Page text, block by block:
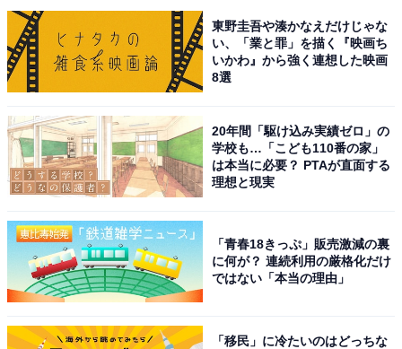
東野圭吾や湊かなえだけじゃな
い、「業と罪」を描く『映画ち
いかわ』から強く連想した映画
8選
20年間「駆け込み実績ゼロ」の
学校も…「こども110番の家」
は本当に必要？ PTAが直面する
理想と現実
「青春18きっぷ」販売激減の裏
に何が？ 連続利用の厳格化だけ
ではない「本当の理由」
「移民」に冷たいのはどっちな